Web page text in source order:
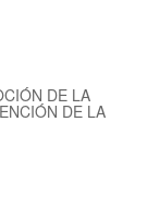
DE LA
DE LA